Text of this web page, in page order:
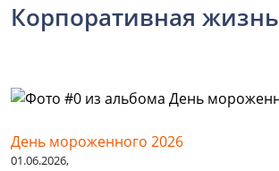
Корпоративная жизнь
День мороженного 2026
01.06.2026,